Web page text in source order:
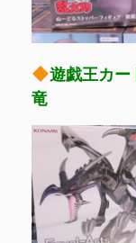
遊戯王カ
竜